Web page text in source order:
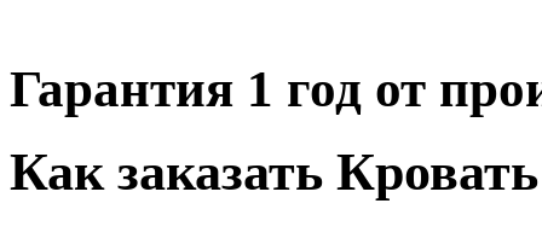
Гарантия 1 год от
Как заказать